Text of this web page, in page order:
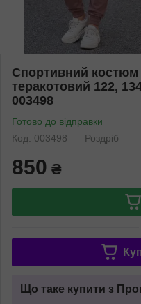
Спортивний костюм
теракотовий 122,
003498
Готово до відправки
Код: 003498
Роздріб
850 ₴
Що таке купити з